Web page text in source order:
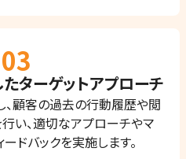
ターゲットアプローチ
、顧客の過去の行動履歴や閲
い、適切なアプローチやマ
ドバックを実施します。